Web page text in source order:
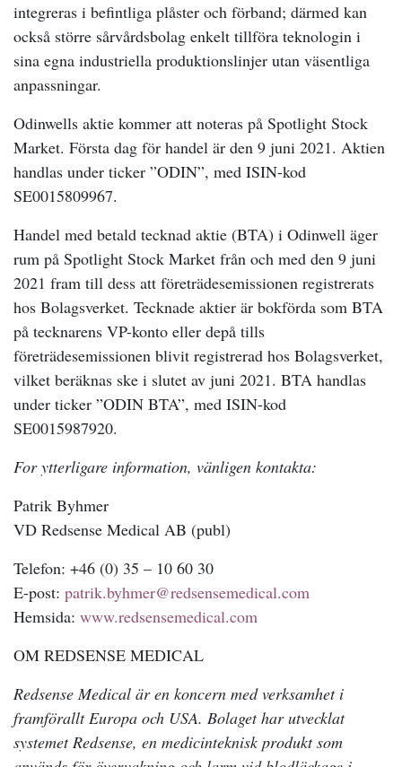
integreras i befintliga plåster och förband; därmed kan
också större sårvårdsbolag enkelt tillföra teknologin i
sina egna industriella produktionslinjer utan väsentliga
anpassningar.
Odinwells aktie kommer att noteras på Spotlight Stock
Market. Första dag för handel är den 9 juni 2021. Aktien
handlas under ticker ”ODIN”, med ISIN-kod
SE0015809967.
Handel med betald tecknad aktie (BTA) i Odinwell äger
rum på Spotlight Stock Market från och med den 9 juni
2021 fram till dess att företrädesemissionen registrerats
hos Bolagsverket. Tecknade aktier är bokförda som BTA
på tecknarens VP-konto eller depå tills
företrädesemissionen blivit registrerad hos Bolagsverket,
vilket beräknas ske i slutet av juni 2021. BTA handlas
under ticker ”ODIN BTA”, med ISIN-kod
SE0015987920.
Forytterligare information, vänligen kontakta:
Patrik Byhmer
VD Redsense Medical AB (publ)
Telefon: +46 (0) 35 – 10 60 30
E-post: patrik.byhmer@redsensemedical.com
Hemsida: www.redsensemedical.com
OM REDSENSE MEDICAL
Redsense Medical är en koncern med verksamhet i
framförallt Europa och USA. Bolaget har utvecklat
systemet Redsense, en medicinteknisk produkt som